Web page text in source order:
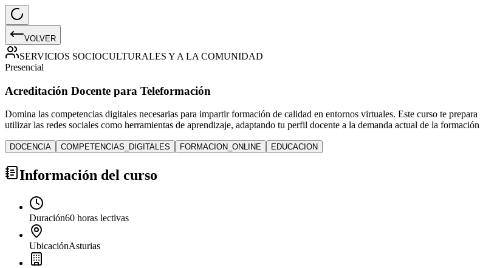
VOLVER
SERVICIOS SOCIOCULTURALES Y A LA COMUNIDAD
Presencial
Acreditación Docente para Teleformación
Domina las competencias digitales necesarias para impartir formación de calidad en entornos virtuales. Este curso te
utilizar las redes sociales como herramientas de aprendizaje, adaptando tu perfil docente a la demanda actual de la
DOCENCIA COMPETENCIAS_DIGITALES FORMACION_ONLINE EDUCACION
Información del curso
Duración60 horas lectivas
UbicaciónAsturias